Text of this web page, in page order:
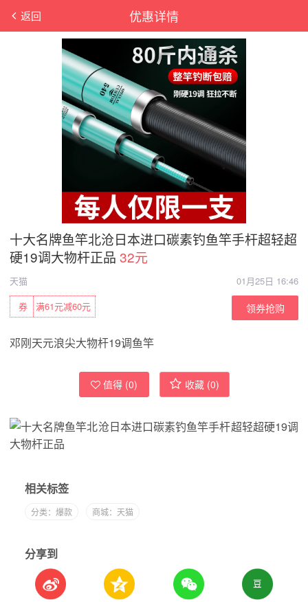
优惠详情
返回
十大名牌鱼竿北沧日本进口碳素钓鱼竿手杆超轻超
硬19调大物杆正品 32元
天猫
01月25日 16:46
满61元减60元
券 领券抢购
邓刚天元浪尖大物杆19调鱼竿
值得 (0) 收藏 (0)
相关标签
分类：爆款 商城：天猫
分享到